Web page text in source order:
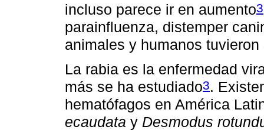
incluso parece ir en aumento3
parainfluenza, distemper
animales y humanos
La rabia es la enfermedad
más se ha estudiado3.
hematófagos en América
ecaudata y Desmodus